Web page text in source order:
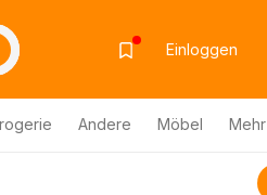
Einloggen
Andere Möbel Mehr